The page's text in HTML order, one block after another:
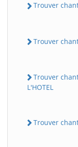
Trouver
Trouver
Trouver
L'HOTEL
Trouver